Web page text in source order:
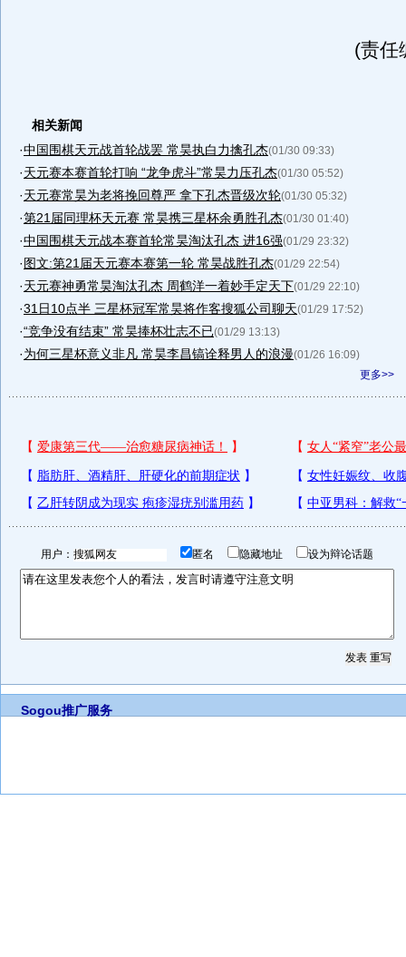
(责任
相关新闻
·中国围棋天元战首轮战罢 常昊执白力擒孔杰(01/30 09:33)
·天元赛本赛首轮打响 “龙争虎斗”常昊力压孔杰(01/30 05:52)
·天元赛常昊为老将挽回尊严 拿下孔杰晋级次轮(01/30 05:32)
·第21届同理杯天元赛 常昊携三星杯余勇胜孔杰(01/30 01:40)
·中国围棋天元战本赛首轮常昊淘汰孔杰 进16强(01/29 23:32)
·图文:第21届天元赛本赛第一轮 常昊战胜孔杰(01/29 22:54)
·天元赛神勇常昊淘汰孔杰 周鹤洋一着妙手定天下(01/29 22:10)
·31日10点半 三星杯冠军常昊将作客搜狐公司聊天(01/29 17:52)
·“竞争没有结束” 常昊捧杯壮志不已(01/29 13:13)
·为何三星杯意义非凡 常昊李昌镐诠释男人的浪漫(01/26 16:09)
更多>>
用户： 匿名 隐藏地址 设为辩论话题
Sogou推广服务